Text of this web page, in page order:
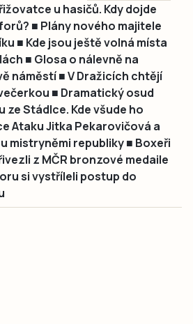
u hasičů. Kdy dojde
■ Plány nového majitele
■ Kde jsou ještě volná místa
■ Glosa o nálevně na
náměstí ■ V Dražicích chtějí
■ Dramatický osud
Stádlce. Kde všude ho
Ataku Jitka Pekarovičová a
mistryněmi republiky ■ Boxeři
z MČR bronzové medaile
si vystříleli postup do